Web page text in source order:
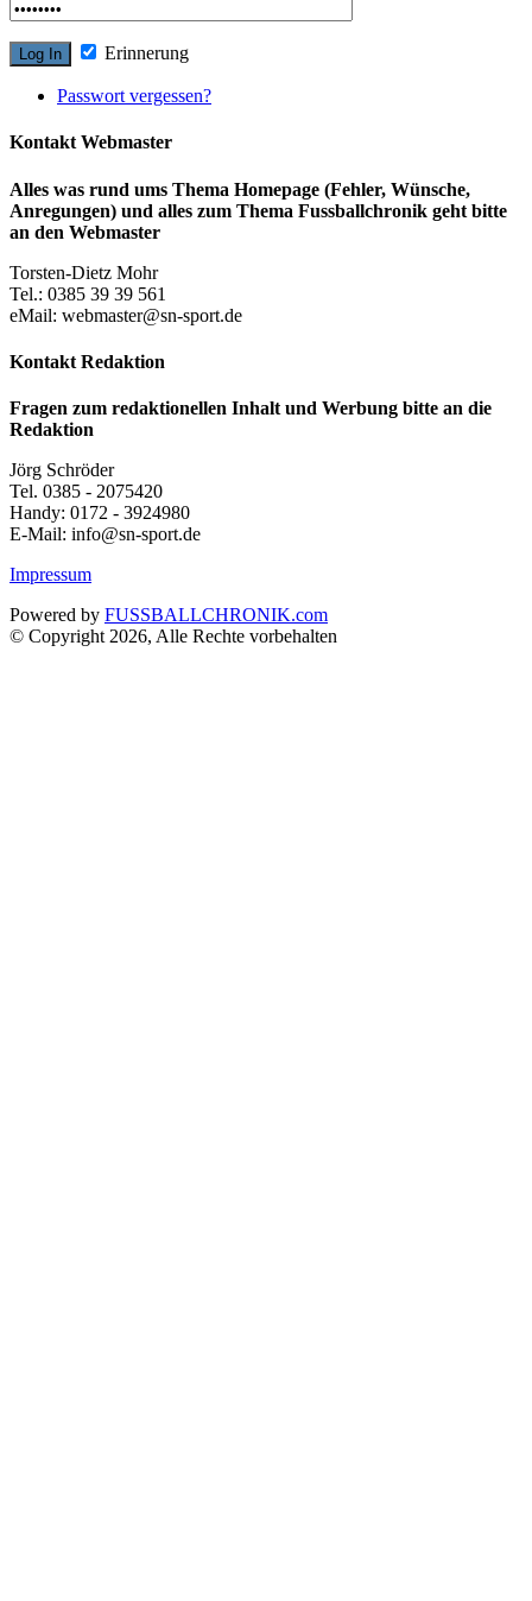
Erinnerung
Passwort vergessen?
Kontakt Webmaster
Alles was rund ums Thema Homepage (Fehler, Wünsche,
Anregungen) und alles zum Thema Fussballchronik geht bitte
an den Webmaster
Torsten-Dietz Mohr
Tel.: 0385 39 39 561
eMail: webmaster@sn-sport.de
Kontakt Redaktion
Fragen zum redaktionellen Inhalt und Werbung bitte an die
Redaktion
Jörg Schröder
Tel. 0385 - 2075420
Handy: 0172 - 3924980
E-Mail: info@sn-sport.de
Impressum
Powered by FUSSBALLCHRONIK.com
© Copyright 2026, Alle Rechte vorbehalten